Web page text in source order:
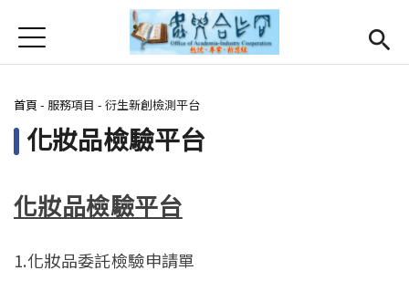
首頁
首頁
最新消息
關於我們
Open submenu (服務項目)
服務項目
Jump to Navigation
Jump to Main content
您在這裡
首頁 - 服務項目 - 衍生新創檢測平台
化妝品檢驗平台
化妝品檢驗平台
1.化妝品委託檢驗申請單